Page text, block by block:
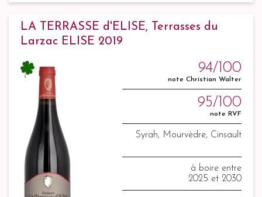
LA TERRASSE d'ELISE, Terrasses du
Larzac ELISE 2019
94/100
note Christian Walter
95/100
note RVF
Syrah, Mourvèdre, Cinsault
à boire entre
2025 et 2030